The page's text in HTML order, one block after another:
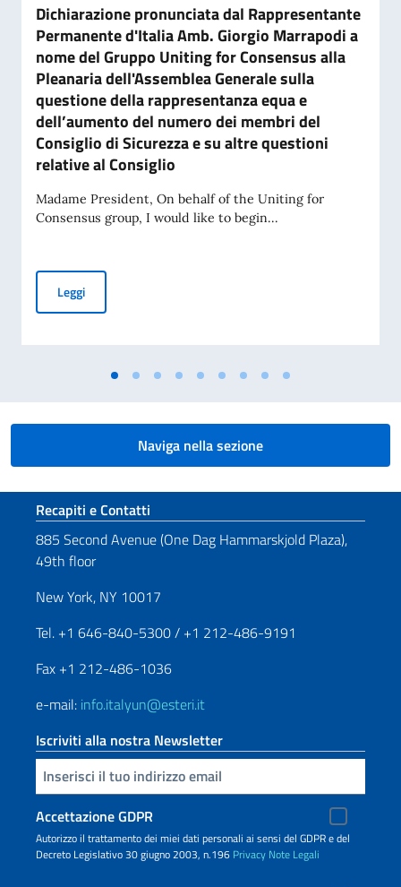
Dichiarazione pronunciata dal Rappresentante
Permanente d'Italia Amb. Giorgio Marrapodi a
nome del Gruppo Uniting for Consensus alla
Pleanaria dell'Assemblea Generale sulla
questione della rappresentanza equa e
dell’aumento del numero dei membri del
Consiglio di Sicurezza e su altre questioni
relative al Consiglio
Madame President, On behalf of the Uniting for
Consensus group, I would like to begin...
LeggiDichiarazione pronunciata dal Rappresentante
Naviga nella sezione
Sezione footer
Recapiti e Contatti
885 Second Avenue (One Dag Hammarskjold Plaza),
49th floor
New York, NY 10017
Tel. +1 646-840-5300 / +1 212-486-9191
Fax +1 212-486-1036
e-mail: info.italyun@esteri.it
Iscriviti alla nostra Newsletter
Inserisci la tua email
Accettazione GDPR
Autorizzo il trattamento dei miei dati personali ai sensi del GDPR e del
Decreto Legislativo 30 giugno 2003, n.196 Privacy Note Legali